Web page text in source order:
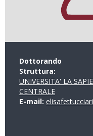
Dottorando
Struttura:
UNIVERSITA' LA
CENTRALE
E-mail: